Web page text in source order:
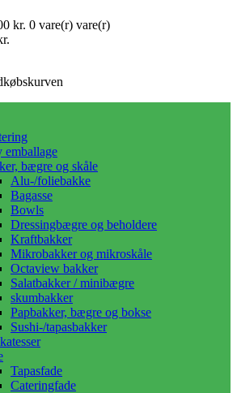
kr. 0 vare(r) vare(r)
emballage
bægre og skåle
Alu-/foliebakke
Bagasse
Bowls
Dressingbægre og beholdere
Kraftbakker
Mikrobakker og mikroskåle
Octaview bakker
Salatbakker / minibægre
skumbakker
Papbakker, bægre og bokse
Sushi-/tapasbakker
Tapasfade
Cateringfade